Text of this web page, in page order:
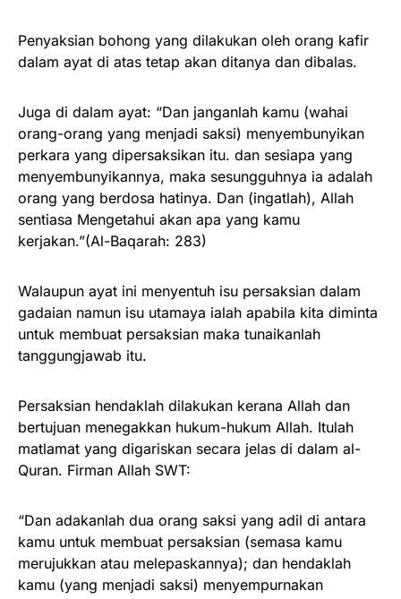
Penyaksian bohong yang dilakukan oleh orang kafir
dalam ayat di atas tetap akan ditanya dan dibalas.
Juga di dalam ayat: “Dan janganlah kamu (wahai
orang-orang yang menjadi saksi) menyembunyikan
perkara yang dipersaksikan itu. dan sesiapa yang
menyembunyikannya, maka sesungguhnya ia adalah
orang yang berdosa hatinya. Dan (ingatlah), Allah
sentiasa Mengetahui akan apa yang kamu
kerjakan.”(Al-Baqarah: 283)
Walaupun ayat ini menyentuh isu persaksian dalam
gadaian namun isu utamaya ialah apabila kita diminta
untuk membuat persaksian maka tunaikanlah
tanggungjawab itu.
Persaksian hendaklah dilakukan kerana Allah dan
bertujuan menegakkan hukum-hukum Allah. Itulah
matlamat yang digariskan secara jelas di dalam al-
Quran. Firman Allah SWT:
“Dan adakanlah dua orang saksi yang adil di antara
kamu untuk membuat persaksian (semasa kamu
merujukkan atau melepaskannya); dan hendaklah
kamu (yang menjadi saksi) menyempurnakan